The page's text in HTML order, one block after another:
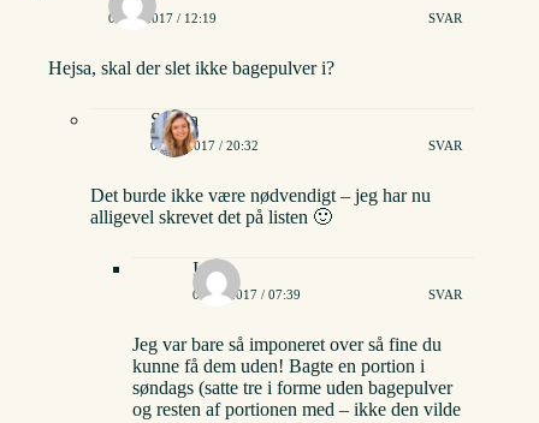
06/08/2017 / 12:19 SVAR
Hejsa, skal der slet ikke bagepulver i?
Stinna
06/08/2017 / 20:32 SVAR
Det burde ikke være nødvendigt – jeg har nu
alligevel skrevet det på listen 🙂
Inger
09/08/2017 / 07:39 SVAR
Jeg var bare så imponeret over så fine du
kunne få dem uden! Bagte en portion i
søndags (satte tre i forme uden bagepulver
og resten af portionen med – ikke den vilde